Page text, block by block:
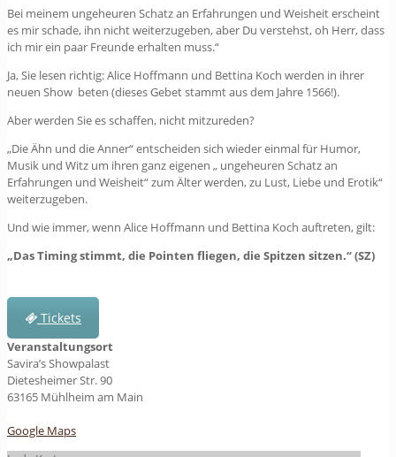
Bei meinem ungeheuren Schatz an Erfahrungen und Weisheit erscheint
es mir schade, ihn nicht weiterzugeben, aber Du verstehst, oh Herr, dass
ich mir ein paar Freunde erhalten muss.“
Ja, Sie lesen richtig: Alice Hoffmann und Bettina Koch werden in ihrer
neuen Show beten (dieses Gebet stammt aus dem Jahre 1566!).
Aber werden Sie es schaffen, nicht mitzureden?
„Die Ähn und die Anner“ entscheiden sich wieder einmal für Humor,
Musik und Witz um ihren ganz eigenen „ ungeheuren Schatz an
Erfahrungen und Weisheit“ zum Älter werden, zu Lust, Liebe und Erotik“
weiterzugeben.
Und wie immer, wenn Alice Hoffmann und Bettina Koch auftreten, gilt:
„Das Timing stimmt, die Pointen fliegen, die Spitzen sitzen.“ (SZ)
Tickets
Veranstaltungsort
Savira’s Showpalast
Dietesheimer Str. 90
63165 Mühlheim am Main
Google Maps